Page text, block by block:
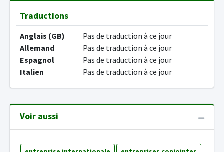
Traductions
Anglais (GB)
Pas de traduction à ce jour
Allemand
Pas de traduction à ce jour
Espagnol
Pas de traduction à ce jour
Italien
Pas de traduction à ce jour
Voir aussi